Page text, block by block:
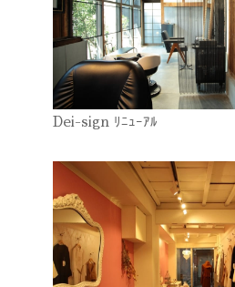
Dei-sign ﾘﾆｭｰｱﾙ